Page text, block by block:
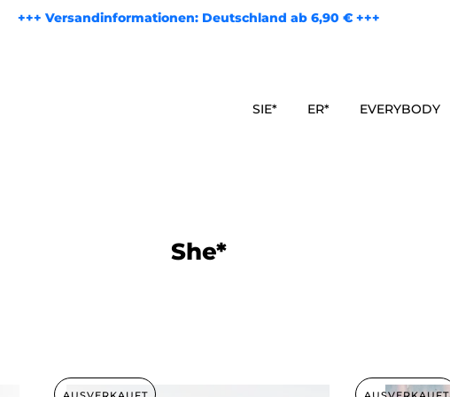
+++ Versandinformationen: Deutschland ab 6,90 € +++
SIE* ER* EVERYBODY
She*